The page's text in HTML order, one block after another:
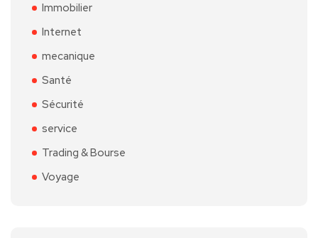
Immobilier
Internet
mecanique
Santé
Sécurité
service
Trading & Bourse
Voyage